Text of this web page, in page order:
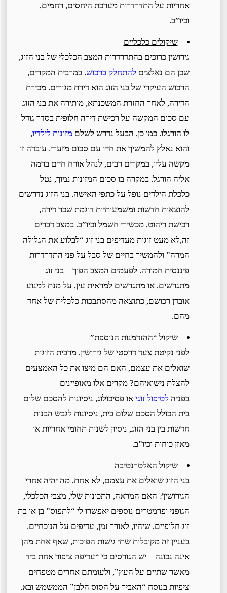
אחריות על התדרדרות מערכת היחסים, רחמים,
וכיו”ב.
שיקולים כלכליים
גירושין כרוכים בהתדרדרות המצב הכלכלי של בני הזוג,
שכן הם נאלציםלהתחלק ברכוש. במרבית המקרים,
הרכוש העיקרי של בני הזוג הוא דירת מגורים. מכירת
הדירה, לאחר החזרת המשכנתא, מותירה את בני הזוג
עם סכום המקשה על רכישת דירה חלופית בסדר גודל
לו הורגלו. כמו כן, הבעל נדרש לשלםמזונות לילדיו,
והוא נאלץ להמשיך את חייו עם סכום מזערי. עובדה זו
מקשה עליו, במקרים רבים, לנהל אורח חיים ברמה
אליה הורגל. במקרה בו סכום המזונות נמוך, נטל
כלכלת הילדים נופל על כתפי האישה. בני הזוג נדרשים
להוצאות חדשות ומשמעותיות דוגמת שכר דירה,
רכישת ריהוט, מכשירי חשמל וכיו”ב. במצב דברים
זה,לא מעט זוגות מעדיפים בני זוג “לבלוע את הגלולה
המרה” ולהמשיך בחיים של סבל על פני התדרדרות
פיננסית חמורה. לפעמים המצב הפוך – בני זוג
מתגרשים, או מתגרשים למראית עין, על מנת למנוע
אובדן רכושם, כתוצאה מהסתבכות כלכלית של אחד
מהם.
שיקול “ההזדמנות הנוספת”
לפני נקיטת צעד דרסטי של גירושין, מרבית הזוגות
שואלים את עצמם, האם הם מיצו את כל האמצעים
להצלת נישואיהם? מקרים אלו מאופיינים
בפניהלטיפול זוגיאו פסיכולוג, ניסיונות להסכם שלום
בית הכולל הסכם שלום בית, ניסיונות לגבש הבנות
חדשות בין בני הזוג, ניסיון לשנות תחומי אחריות או
מאזן כוחות וכיו”ב.
שיקול האלטרנטיבה
בני הזוג שואלים את עצמם, לא אחת, מה יהיה אחרי
הגירושין? האם המראה, התכונות שלי, מצבי הכלכלי,
הגופני ופרמטרים נוספים יאפשרו לי “לתפוס” בן או בת
זוג חלופיים, שיהיו, לאורך זמן, עדיפים על הנוכחיים.
בעניין זה מקובלות שתי גישות הפוכות, שאף אחת מהן
אינה נכונה – יש הגורסים כי “עדיפה ציפור אחת ביד
מאשר שתיים על העץ”, ולעומתם אחרים מטפחים
ציפיות בנוסח “האביר על הסוס הלבן” הממשמש ובא.